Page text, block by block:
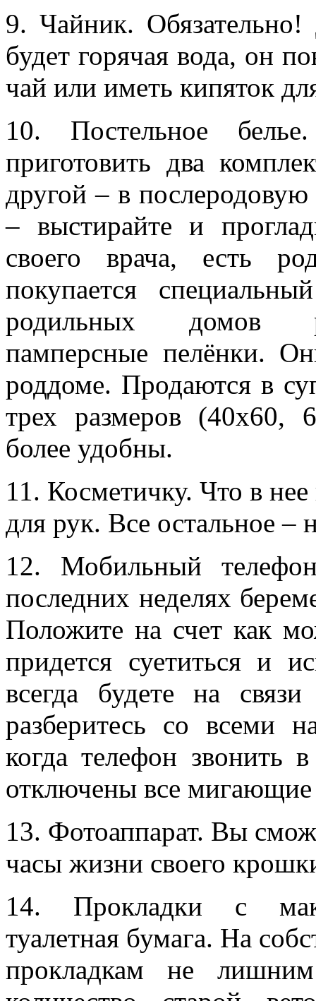
9. Чайник.
будет горячая вода, он
чай или иметь кипяток
10. Постельное
приготовить два
другой – в послеродовую
– выстирайте и
своего врача, есть
покупается
родильных домов
памперсные пелёнки.
роддоме. Продаются в
трех размеров (40х60,
более удобны.
11. Косметичку. Что в
для рук. Все остальное –
12. Мобильный
последних неделях
Положите на счет как
придется суетиться и
всегда будете на
разберитесь со всеми
когда телефон звонить
отключены все
13. Фотоаппарат. Вы
часы жизни своего
14. Прокладки с
туалетная бумага. На
прокладкам не лишним